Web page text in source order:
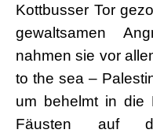
Kottbusser Tor
gewaltsamen
nahmen sie vor
to the sea –
um behelmt in die
Fäusten auf